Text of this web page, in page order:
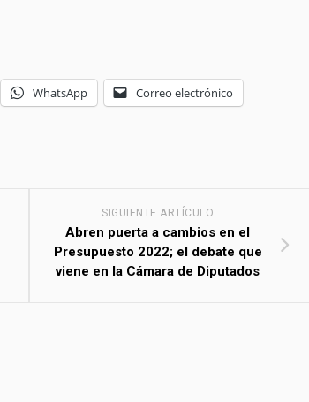
WhatsApp Correo electrónico
SIGUIENTE ARTÍCULO
Abren puerta a cambios en el
Presupuesto 2022; el debate que
viene en la Cámara de Diputados